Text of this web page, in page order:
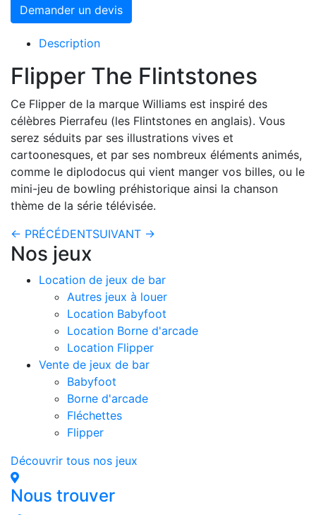
Demander un devis
Description
Flipper The Flintstones
Ce Flipper de la marque Williams est inspiré des
célèbres Pierrafeu (les Flintstones en anglais). Vous
serez séduits par ses illustrations vives et
cartoonesques, et par ses nombreux éléments animés,
comme le diplodocus qui vient manger vos billes, ou le
mini-jeu de bowling préhistorique ainsi la chanson
thème de la série télévisée.
← PRÉCÉDENTSUIVANT →
Nos jeux
Location de jeux de bar
Autres jeux à louer
Location Babyfoot
Location Borne d'arcade
Location Flipper
Vente de jeux de bar
Babyfoot
Borne d'arcade
Fléchettes
Flipper
Découvrir tous nos jeux
Nous trouver